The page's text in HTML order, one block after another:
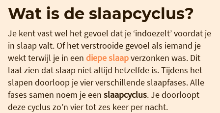
Wat is de slaapcyclus?
Je kent vast wel het gevoel dat je ‘indoezelt’ voordat je
in slaap valt. Of het verstrooide gevoel als iemand je
wekt terwijl je in een diepe slaapverzonken was. Dit
laat zien dat slaap niet altijd hetzelfde is. Tijdens het
slapen doorloop je vier verschillende slaapfases. Alle
fases samen noem je een slaapcyclus. Je doorloopt
deze cyclus zo’n vier tot zes keer per nacht.